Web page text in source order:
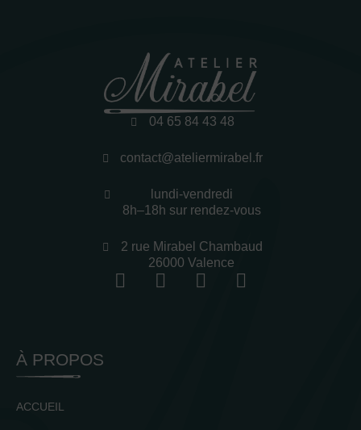
04 65 84 43 48
contact@ateliermirabel.fr
lundi-vendredi
8h–18h sur rendez-vous
2 rue Mirabel Chambaud
26000 Valence
À PROPOS
ACCUEIL